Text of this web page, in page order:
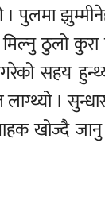
पुलमा
मिल्नु ठुलो
सहय
।
खोज्दै जानु